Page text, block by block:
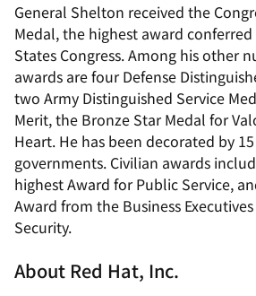
General Shelton received the
Medal, the highest award
States Congress. Among his other
awards are four Defense
two Army Distinguished Service
Merit, the Bronze Star Medal for
Heart. He has been decorated by
governments. Civilian awards
highest Award for Public Service,
Award from the Business
Security.
About Red Hat, Inc.